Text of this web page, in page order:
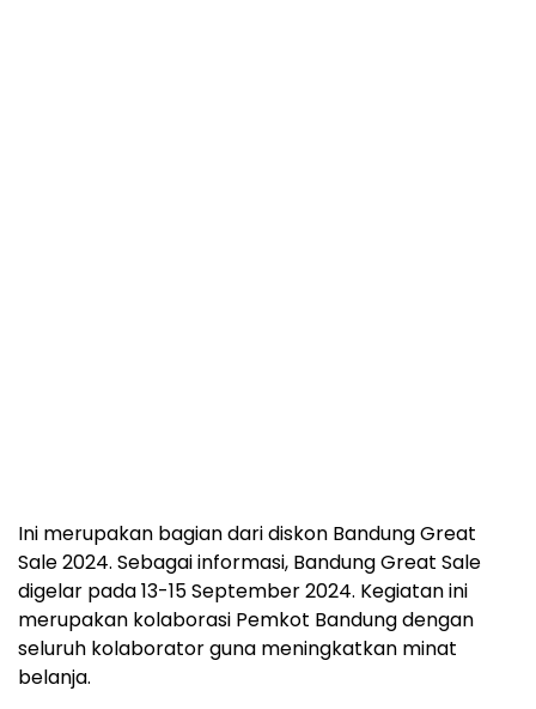
Ini merupakan bagian dari diskon Bandung Great
Sale 2024. Sebagai informasi, Bandung Great Sale
digelar pada 13-15 September 2024. Kegiatan ini
merupakan kolaborasi Pemkot Bandung dengan
seluruh kolaborator guna meningkatkan minat
belanja.